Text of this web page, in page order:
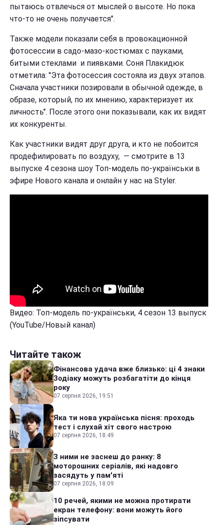
пытаюсь отвлечься от мыслей о высоте. Но пока
что-то не очень получается".
Также модели показали себя в провокационной
фотосессии в садо-мазо-костюмах с пауками,
битыми стеклами и пиявками. Соня Плакидюк
отметила: "Эта фотосессия состояла из двух этапов.
Сначала участники позировали в обычной одежде, в
образе, который, по их мнению, характеризует их
личность". После этого они показывали, как их видят
их конкуренты.
Как участники видят друг друга, и кто не побоится
продефилировать по воздуху, — смотрите в 13
выпуске 4 сезона шоу Топ-модель по-українськи в
эфире Нового канала и онлайн у нас на Styler.
Видео: Топ-модель по-українськи, 4 сезон 13 выпуск
(YouTube/Новый канал)
Читайте також
Фінансова удача вже близько: ці 4 знаки
Зодіаку можуть розбагатіти до кінця
року
07 серпня 2026, 19:51
Яка ти нова українська пісня: проходь
тест і слухай хіт свого настрою
07 серпня 2026, 18:49
З ними не заснеш до ранку: 8
моторошних серіалів, які надовго
засядуть у пам'яті
07 серпня 2026, 18:09
10 речей, якими не можна протирати
екран телефону: вони можуть його
зіпсувати